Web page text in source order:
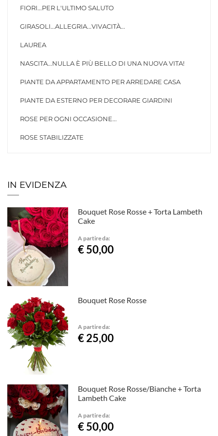
FIORI...PER L'ULTIMO SALUTO
GIRASOLI...ALLEGRIA...VIVACITÀ...
LAUREA
NASCITA...NULLA È PIÙ BELLO DI UNA NUOVA VITA!
PIANTE DA APPARTAMENTO PER ARREDARE CASA
PIANTE DA ESTERNO PER DECORARE GIARDINI
ROSE PER OGNI OCCASIONE...
ROSE STABILIZZATE
IN EVIDENZA
Bouquet Rose Rosse + Torta Lambeth
Cake
A partire da:
€ 50,00
Bouquet Rose Rosse
A partire da:
€ 25,00
Bouquet Rose Rosse/Bianche + Torta
Lambeth Cake
A partire da:
€ 50,00